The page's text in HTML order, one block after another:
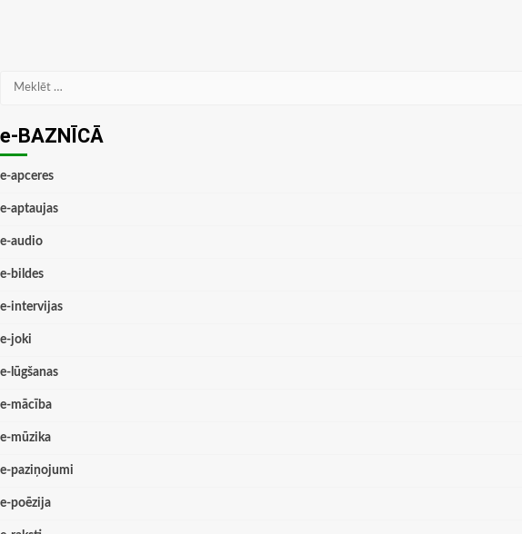
Meklēt:
e-BAZNĪCĀ
e-apceres
e-aptaujas
e-audio
e-bildes
e-intervijas
e-joki
e-lūgšanas
e-mācība
e-mūzika
e-paziņojumi
e-poēzija